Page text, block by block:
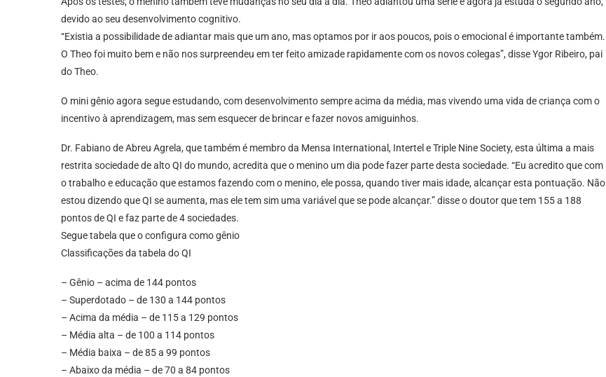
devido ao seu desenvolvimento cognitivo.
“Existia a possibilidade de adiantar mais que um ano, mas optamos por ir aos poucos, pois o emocional é importante também.
O Theo foi muito bem e não nos surpreendeu em ter feito amizade rapidamente com os novos colegas”, disse Ygor Ribeiro, pai
do Theo.
O mini gênio agora segue estudando, com desenvolvimento sempre acima da média, mas vivendo uma vida de criança com o
incentivo à aprendizagem, mas sem esquecer de brincar e fazer novos amiguinhos.
Dr. Fabiano de Abreu Agrela, que também é membro da Mensa International, Intertel e Triple Nine Society, esta última a mais
restrita sociedade de alto QI do mundo, acredita que o menino um dia pode fazer parte desta sociedade. “Eu acredito que com
o trabalho e educação que estamos fazendo com o menino, ele possa, quando tiver mais idade, alcançar esta pontuação. Não
estou dizendo que QI se aumenta, mas ele tem sim uma variável que se pode alcançar.” disse o doutor que tem 155 a 188
pontos de QI e faz parte de 4 sociedades.
Segue tabela que o configura como gênio
Classificações da tabela do QI
– Gênio – acima de 144 pontos
– Superdotado – de 130 a 144 pontos
– Acima da média – de 115 a 129 pontos
– Média alta – de 100 a 114 pontos
– Média baixa – de 85 a 99 pontos
– Abaixo da média – de 70 a 84 pontos